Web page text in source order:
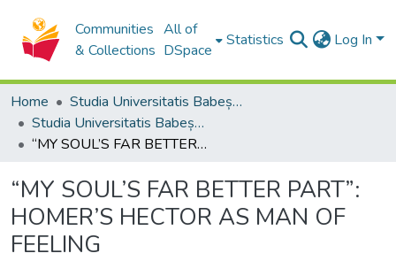
Communities
& Collections
All of
DSpace
Statistics Log In
Home
Studia Universitatis Babeș-Bolyai Collection
Studia Universitatis Babeș-Bolyai Philologia
“MY SOUL’S FAR BETTER PART”: HOMER’S HECTOR AS MAN OF FEELING
“MY SOUL’S FAR BETTER PART”:
HOMER’S HECTOR AS MAN OF
FEELING